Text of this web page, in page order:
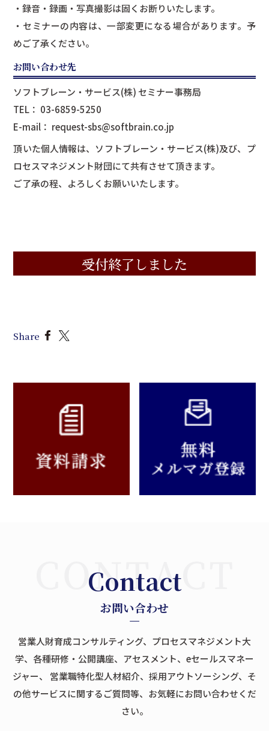
・録音・録画・写真撮影は固くお断りいたします。
・セミナーの内容は、一部変更になる場合があります。予
めご了承ください。
お問い合わせ先
ソフトブレーン・サービス(株) セミナー事務局
TEL： 03-6859-5250
E-mail： request-sbs@softbrain.co.jp
頂いた個人情報は、ソフトブレーン・サービス(株)及び、プ
ロセスマネジメント財団にて共有させて頂きます。
ご了承の程、よろしくお願いいたします。
受付終了しました
Share
Contact
お問い合わせ
営業人財育成コンサルティング、プロセスマネジメント大
学、各種研修・公開講座、アセスメント、eセールスマネー
ジャー、
営業職特化型人材紹介、採用アウトソーシング、そ
の他サービスに関するご質問等、お気軽にお問い合わせくだ
さい。